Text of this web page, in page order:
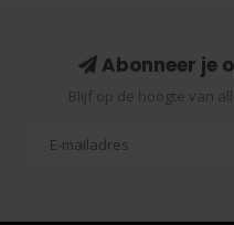
Abonneer je
Blijf op de hoogte van